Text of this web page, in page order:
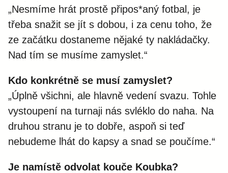
„Nesmíme hrát prostě připos*aný fotbal, je
třeba snažit se jít s dobou, i za cenu toho, že
ze začátku dostaneme nějaké ty nakládačky.
Nad tím se musíme zamyslet.“
Kdo konkrétně se musí zamyslet?
„Úplně všichni, ale hlavně vedení svazu. Tohle
vystoupení na turnaji nás svléklo do naha. Na
druhou stranu je to dobře, aspoň si teď
nebudeme lhát do kapsy a snad se poučíme.“
Je namístě odvolat kouče Koubka?